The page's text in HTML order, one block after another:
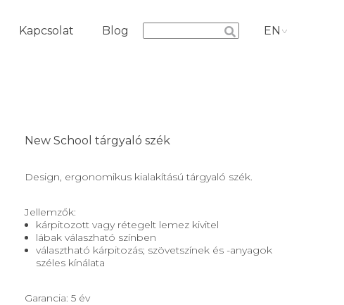
Kapcsolat Blog EN
New School tárgyaló szék
Design, ergonomikus kialakítású tárgyaló szék.
Jellemzők:
kárpitozott vagy rétegelt lemez kivitel
lábak válaszható színben
választható kárpitozás; szövetszínek és -anyagok
széles kínálata
Garancia: 5 év